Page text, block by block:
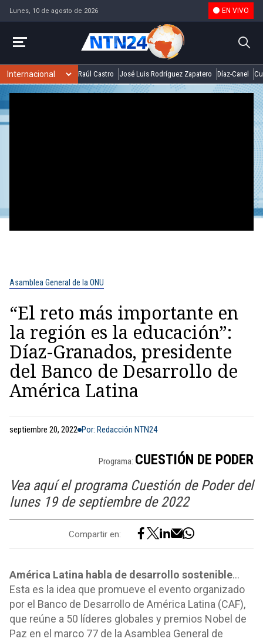
Lunes, 10 de agosto de 2026 EN VIVO
Raúl Castro José Luis Rodríguez Zapatero Díaz-Canel
Asamblea General de la ONU
“El reto más importante en
la región es la educación”:
Díaz-Granados, presidente
del Banco de Desarrollo de
América Latina
septiembre 20, 2022 Por: Redacción NTN24
Programa: CUESTIÓN DE PODER
Vea aquí el programa Cuestión de Poder del
lunes 19 de septiembre de 2022
Compartir en:
América Latina habla de desarrollo sostenible…
Esta es la idea que promueve el evento organizado
por el Banco de Desarrollo de América Latina (CAF),
que reúne a 50 líderes globales y premios Nobel de
Paz en el marco 77 de la Asamblea General de